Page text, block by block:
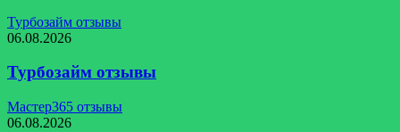
Турбозайм отзывы
06.08.2026
Турбозайм отзывы
Мастер365 отзывы
06.08.2026